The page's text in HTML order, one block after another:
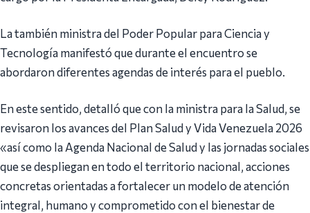
La también ministra del Poder Popular para Ciencia y
Tecnología manifestó que durante el encuentro se
abordaron diferentes agendas de interés para el pueblo.
En este sentido, detalló que con la ministra para la Salud, se
revisaron los avances del Plan Salud y Vida Venezuela 2026
«así como la Agenda Nacional de Salud y las jornadas sociales
que se despliegan en todo el territorio nacional, acciones
concretas orientadas a fortalecer un modelo de atención
integral, humano y comprometido con el bienestar de